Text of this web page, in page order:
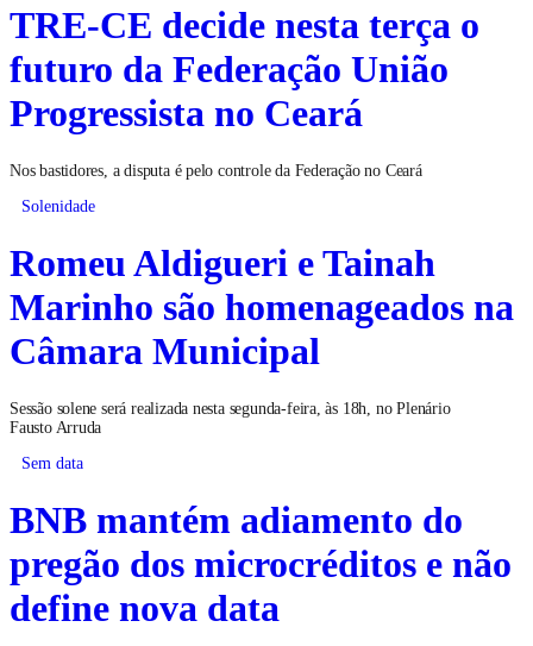
TRE-CE decide nesta terça o
futuro da Federação União
Progressista no Ceará
Nos bastidores, a disputa é pelo controle da Federação no Ceará
Solenidade
Romeu Aldigueri e Tainah
Marinho são homenageados na
Câmara Municipal
Sessão solene será realizada nesta segunda-feira, às 18h, no Plenário
Fausto Arruda
Sem data
BNB mantém adiamento do
pregão dos microcréditos e não
define nova data